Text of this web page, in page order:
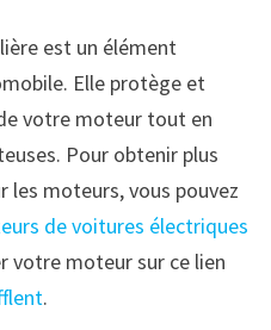
est un élément
Elle protège et
votre moteur tout en
Pour obtenir plus
les moteurs, vous pouvez
de voitures électriques
votre moteur sur ce lien
.